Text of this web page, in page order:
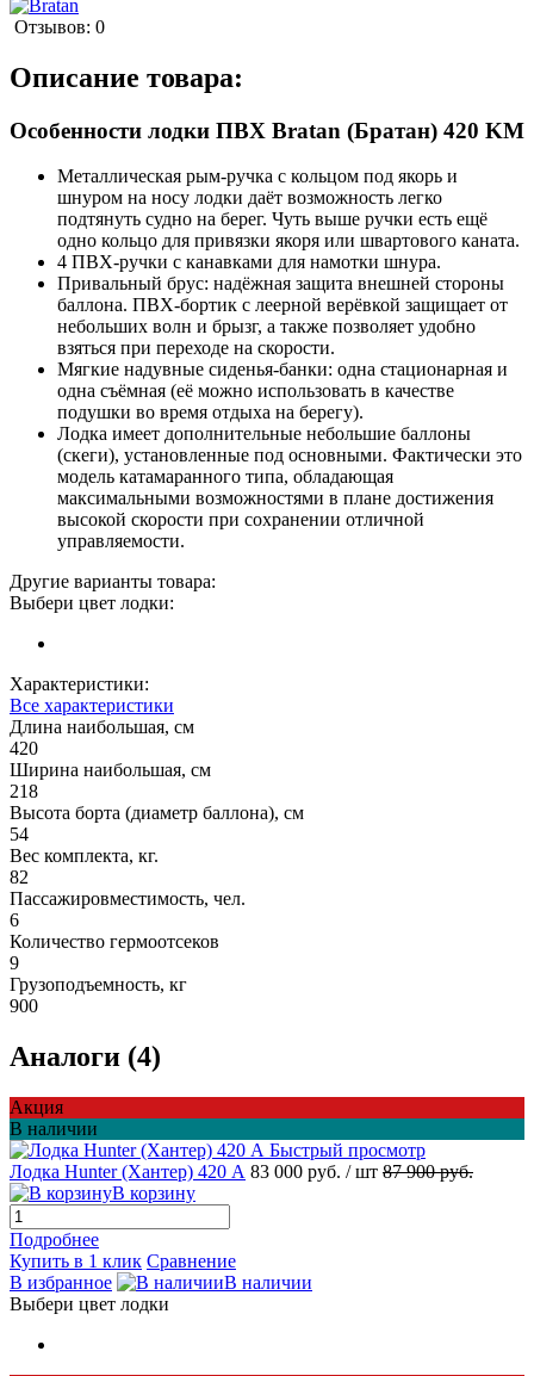
Отзывов: 0
Описание товара:
Особенности лодки ПВХ Bratan (Братан) 420 KM
Металлическая рым-ручка с кольцом под якорь и
шнуром на носу лодки даёт возможность легко
подтянуть судно на берег. Чуть выше ручки есть ещё
одно кольцо для привязки якоря или швартового каната.
4 ПВХ-ручки с канавками для намотки шнура.
Привальный брус: надёжная защита внешней стороны
баллона. ПВХ-бортик с леерной верёвкой защищает от
небольших волн и брызг, а также позволяет удобно
взяться при переходе на скорости.
Мягкие надувные сиденья-банки: одна стационарная и
одна съёмная (её можно использовать в качестве
подушки во время отдыха на берегу).
Лодка имеет дополнительные небольшие баллоны
(скеги), установленные под основными. Фактически это
модель катамаранного типа, обладающая
максимальными возможностями в плане достижения
высокой скорости при сохранении отличной
управляемости.
Другие варианты товара:
Выбери цвет лодки:
Характеристики:
Все характеристики
Длина наибольшая, см
420
Ширина наибольшая, см
218
Высота борта (диаметр баллона), см
54
Вес комплекта, кг.
82
Пассажировместимость, чел.
6
Количество гермоотсеков
9
Грузоподъемность, кг
900
Аналоги (4)
Акция
В наличии
Быстрый просмотр
Лодка Hunter (Хантер) 420 А 83 000 руб. / шт 87 900 руб.
В корзину
Подробнее
Купить в 1 клик Сравнение
В избранное
В наличии
Выбери цвет лодки